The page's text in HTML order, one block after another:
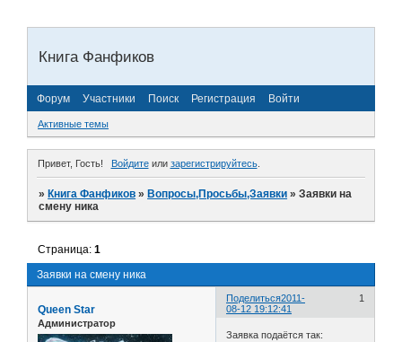
Книга Фанфиков
Форум Участники Поиск Регистрация Войти
Активные темы
Привет, Гость! Войдитеили зарегистрируйтесь.
»Книга Фанфиков »Вопросы,Просьбы,Заявки »Заявки на
смену ника
Заявки на смену ника
Страница:1
Поделиться 1
2011-
08-12 19:12:41
Queen Star
Администратор
Заявка подаётся так: